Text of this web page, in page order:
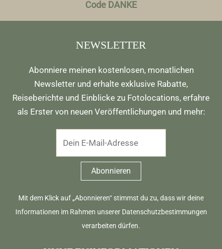
Code DANKE
NEWSLETTER
Abonniere meinen kostenlosen, monatlichen
Newsletter und erhalte exklusive Rabatte,
Reiseberichte und Einblicke zu Fotolocations, erfahre
als Erster von neuen Veröffentlichungen und mehr:
Mit dem Klick auf „Abonnieren“ stimmst du zu, dass wir deine
Informationen im Rahmen unserer Datenschutzbestimmungen
verarbeiten dürfen.